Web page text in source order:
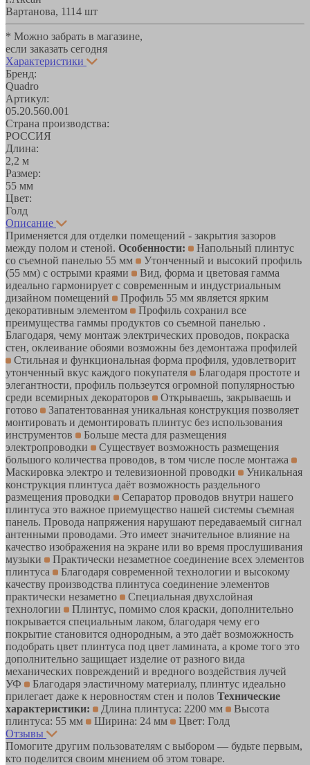
Вартанова, 1114 шт
* Можно забрать в магазине,
если заказать сегодня
Характеристики
Бренд:
Quadro
Артикул:
05.20.560.001
Страна производства:
РОССИЯ
Длина:
2,2 м
Размер:
55 мм
Цвет:
Голд
Описание
Применяется для отделки помещений - закрытия зазоров
между полом и стеной. Особенности:
Напольный плинтус
со съемной панелью 55 мм
Утонченный и высокий профиль
(55 мм) с острыми краями
Вид, форма и цветовая гамма
идеально гармонирует с современным и индустриальным
дизайном помещений
Профиль 55 мм является ярким
декоративным элементом
Профиль сохранил все
преимущества гаммы продуктов со съемной панелью .
Благодаря, чему монтаж электрических проводов, покраска
стен, оклеивание обоями возможны без демонтажа профилей
Стильная и функциональная форма профиля, удовлетворит
утонченный вкус каждого покупателя
Благодаря простоте и
элегантности, профиль пользеутся огромной популярностью
среди всемирных декораторов
Открываешь, закрываешь и
готово
Запатентованная уникальная конструкция позволяет
монтировать и демонтировать плинтус без использования
инструментов
Больше места для размещения
электропроводки
Существует возможность размещения
большого количества проводов, в том числе после монтажа
Маскировка электро и телевизионной проводки
Уникальная
конструкция плинтуса даёт возможность раздельного
размещения проводки
Сепаратор проводов внутри нашего
плинтуса это важное приемущество нашей системы съемная
панель. Провода напряжения нарушают передаваемый сигнал
антенными проводами. Это имеет значительное влияние на
качество изображения на экране или во время прослушивания
музыки
Практически незаметное соединение всех элементов
плинтуса
Благодаря современной технологии и высокому
качеству производства плинтуса соединение элементов
практически незаметно
Специальная двухслойная
технологии
Плинтус, помимо слоя краски, дополнительно
покрывается специальным лаком, благодаря чему его
покрытие становится однородным, а это даёт возможжность
подобрать цвет плинтуса под цвет ламината, а кроме того это
дополнительно защищает изделие от разного вида
механических повреждений и вредного воздействия лучей
УФ
Благодаря эластичному материалу, плинтус идеально
прилегает даже к неровностям стен и полов Технические
характеристики:
Длина плинтуса: 2200 мм
Высота
плинтуса: 55 мм
Ширина: 24 мм
Цвет: Голд
Отзывы
Помогите другим пользователям с выбором — будьте первым,
кто поделится своим мнением об этом товаре.